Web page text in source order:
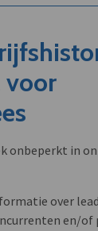
voor
onbeperkt in
over
en/of